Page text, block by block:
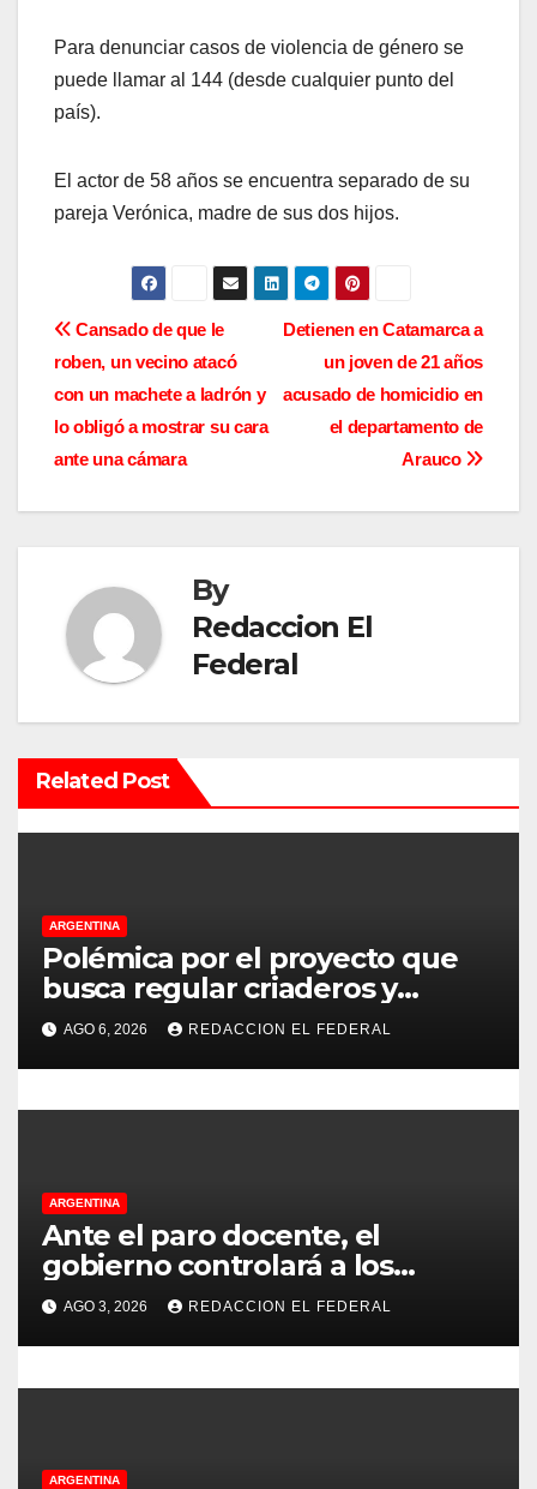
Para denunciar casos de violencia de género se
puede llamar al 144 (desde cualquier punto del
país).
El actor de 58 años se encuentra separado de su
pareja Verónica, madre de sus dos hijos.
N
a
v
c
ó
n
d
e
n
t
r
a
a
s
Detienen en Catamarca a
un joven de 21 años
acusado de homicidio en
el departamento de
Arauco
Cansado de que le
roben, un vecino atacó
con un machete a ladrón y
lo obligó a mostrar su cara
ante una cámara
By
Redaccion El
Federal
Related Post
ARGENTINA
Polémica por el proyecto que
busca regular criaderos y
refugios de perros y gatos:
denuncian excesos, mientras
proteccionistas reclaman
controles más duros
AGO 6, 2026 REDACCION EL FEDERAL
ARGENTINA
Ante el paro docente, el
gobierno controlará a los
colegios para que cumplan el
75% de cobertura presencial
AGO 3, 2026 REDACCION EL FEDERAL
ARGENTINA